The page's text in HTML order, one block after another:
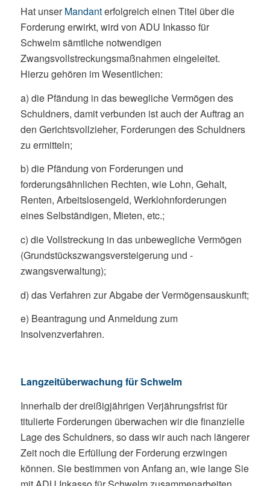
Hat unserMandanterfolgreich einen Titel über die
Forderung erwirkt, wird von ADU Inkasso für
Schwelm sämtliche notwendigen
Zwangsvollstreckungsmaßnahmen eingeleitet.
Hierzu gehören im Wesentlichen:
a) die Pfändung in das bewegliche Vermögen des
Schuldners, damit verbunden ist auch der Auftrag an
den Gerichtsvollzieher, Forderungen des Schuldners
zu ermitteln;
b) die Pfändung von Forderungen und
forderungsähnlichen Rechten, wie Lohn, Gehalt,
Renten, Arbeitslosengeld, Werklohnforderungen
eines Selbständigen, Mieten, etc.;
c) die Vollstreckung in das unbewegliche Vermögen
(Grundstückszwangsversteigerung und -
zwangsverwaltung);
d) das Verfahren zur Abgabe der Vermögensauskunft;
e) Beantragung und Anmeldung zum
Insolvenzverfahren.
Langzeitüberwachung für Schwelm
Innerhalb der dreißigjährigen Verjährungsfrist für
titulierte Forderungen überwachen wir die finanzielle
Lage des Schuldners, so dass wir auch nach längerer
Zeit noch die Erfüllung der Forderung erzwingen
können. Sie bestimmen von Anfang an, wie lange Sie